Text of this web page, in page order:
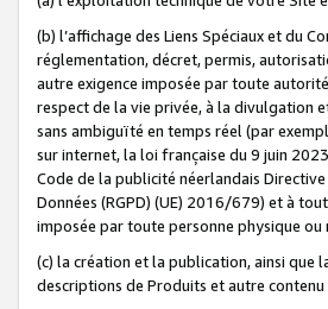
(b) l’affichage des Liens Spéciaux et du
réglementation, décret, permis,
autre exigence imposée par toute
respect de la vie privée, à la divulgation
sans ambiguïté en temps réel (par
sur internet, la loi française du 9 juin
Code de la publicité néerlandais
Données (RGPD) (UE) 2016/679) et à
imposée par toute personne physique
(c) la création et la publication, ainsi que
descriptions de Produits et autre